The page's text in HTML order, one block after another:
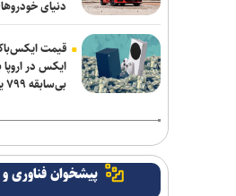
بانک شهر از شرکت در لیگ
انصراف می‌دهد؟
اعلام زمان بازگشت گرا به
گروسی: استقلال باید به
بدهد/دل رضاییان با تیم
جدا شد
دنیای
قیمت
ایکس در اروپا
بی‌سابقه ۷۹۹ یورو رسید
پیشخوان فناوری